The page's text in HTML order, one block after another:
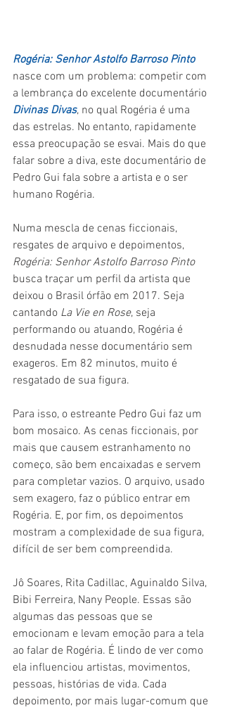
Rogéria: Senhor Astolfo Barroso Pinto
nasce com um problema: competir com
a lembrança do excelente documentário
Divinas Divas, no qual Rogéria é uma
das estrelas. No entanto, rapidamente
essa preocupação se esvai. Mais do que
falar sobre a diva, este documentário de
Pedro Gui fala sobre a artista e o ser
humano Rogéria.
Numa mescla de cenas ficcionais,
resgates de arquivo e depoimentos,
Rogéria: Senhor Astolfo Barroso Pinto
busca traçar um perfil da artista que
deixou o Brasil órfão em 2017. Seja
cantando La Vie en Rose, seja
performando ou atuando, Rogéria é
desnudada nesse documentário sem
exageros. Em 82 minutos, muito é
resgatado de sua figura.
Para isso, o estreante Pedro Gui faz um
bom mosaico. As cenas ficcionais, por
mais que causem estranhamento no
começo, são bem encaixadas e servem
para completar vazios. O arquivo, usado
sem exagero, faz o público entrar em
Rogéria. E, por fim, os depoimentos
mostram a complexidade de sua figura,
difícil de ser bem compreendida.
Jô Soares, Rita Cadillac, Aguinaldo Silva,
Bibi Ferreira, Nany People. Essas são
algumas das pessoas que se
emocionam e levam emoção para a tela
ao falar de Rogéria. É lindo de ver como
ela influenciou artistas, movimentos,
pessoas, histórias de vida. Cada
depoimento, por mais lugar-comum que